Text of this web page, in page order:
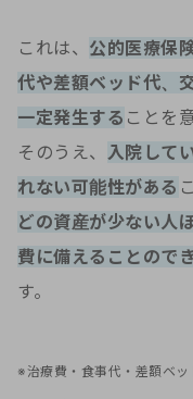
これは、 公的医療保
代や差額ベッド代、
一定発生する ことを
そのうえ、 入院して
れない可能性がある
どの資産が少ない人
費に備えることので
す。
※治療費・食事代・差額ベ